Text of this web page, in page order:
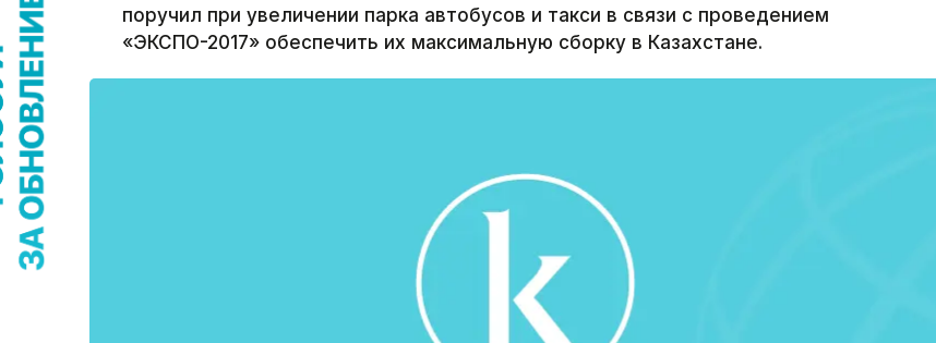
поручил при увеличении парка автобусов и такси в связи с проведением
«ЭКСПО-2017» обеспечить их максимальную сборку в Казахстане.